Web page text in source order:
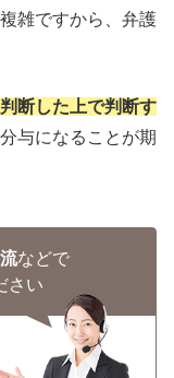
雑ですから、弁護
断した上で判断す
与になることが期
などで
さい